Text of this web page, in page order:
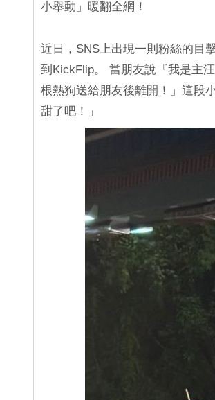
小舉動」暖翻全網！
近日，SNS上出現一則粉絲的目
到KickFlip。 當朋友說『我是主
根熱狗送給朋友後離開！」這段
甜了吧！」